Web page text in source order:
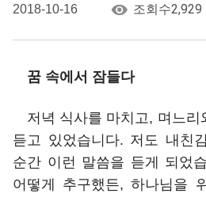
2018-10-16 조회수2,929
꿈 속에서 잠들다
저녁 식사를 마치고, 며느리
듣고 있었습니다. 저도 내친
순간 이런 말씀을 듣게 되었
어떻게 추구했든, 하나님을